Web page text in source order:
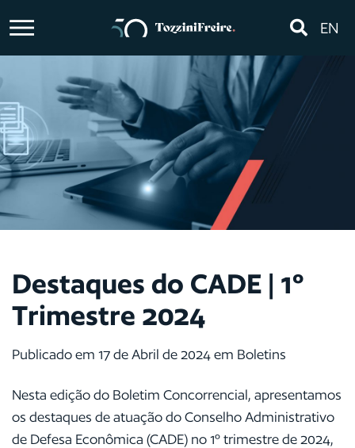
EN
Destaques do CADE | 1º
Trimestre 2024
Publicado em 17 de Abril de 2024 em Boletins
Nesta edição do Boletim Concorrencial, apresentamos
os destaques de atuação do Conselho Administrativo
de Defesa Econômica (CADE) no 1º trimestre de 2024,